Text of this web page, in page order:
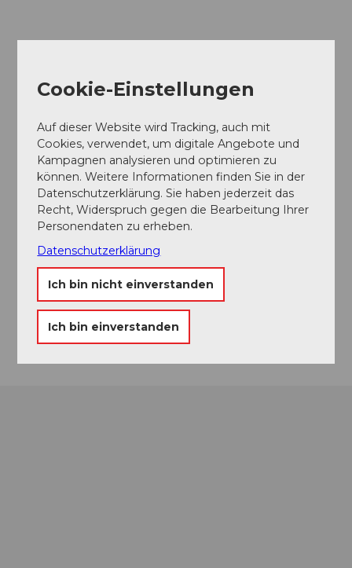
Sehenswertes
Kontaktdaten
6390Engelberg
+41 41 637 24 33
welcome@engelberg.ch
Anreise
Cookie-Einstellungen
Auf dieser Website wird Tracking, auch mit
Cookies, verwendet, um digitale Angebote und
Kampagnen analysieren und optimieren zu
können. Weitere Informationen finden Sie in der
Datenschutzerklärung. Sie haben jederzeit das
Recht, Widerspruch gegen die Bearbeitung Ihrer
Personendaten zu erheben.
Datenschutzerklärung
Ich bin nicht einverstanden
Ich bin einverstanden